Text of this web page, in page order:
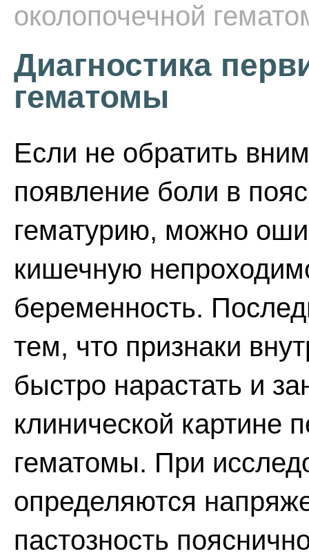
околопочечной
Диагностика
гематомы
Если не обратить
появление боли в
гематурию, можно
кишечную
беременность.
тем, что признаки
быстро нарастать и
клинической картине
гематомы. При
определяются
пастозность